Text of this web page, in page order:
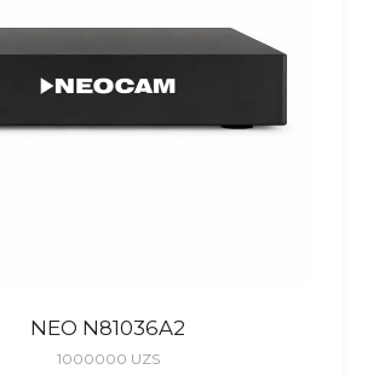
NEO N81036A2
1000000 UZS